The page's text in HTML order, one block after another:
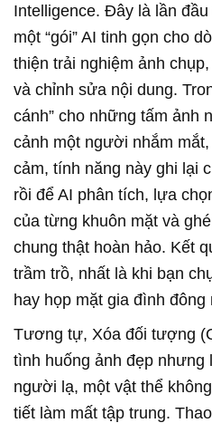
Intelligence. Đây là lần
một “gói” AI tinh gọn cho
thiện trải nghiệm ảnh
và chỉnh sửa nội dung.
cánh” cho những tấm ảnh
cảnh một người nhắm
cảm, tính năng này ghi lại
rồi để AI phân tích, lựa
của từng khuôn mặt và
chung thật hoàn hảo. Kết
trầm trồ, nhất là khi bạn
hay họp mặt gia đình đông
Tương tự, Xóa đối tượng
tình huống ảnh đẹp nhưng
người lạ, một vật thể
tiết làm mất tập trung.